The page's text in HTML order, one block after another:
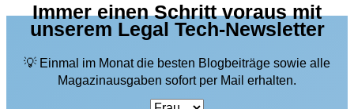
Immer einen Schritt voraus mit
unserem Legal Tech-Newsletter
💡 Einmal im Monat die besten Blogbeiträge sowie alle
Magazinausgaben sofort per Mail erhalten.